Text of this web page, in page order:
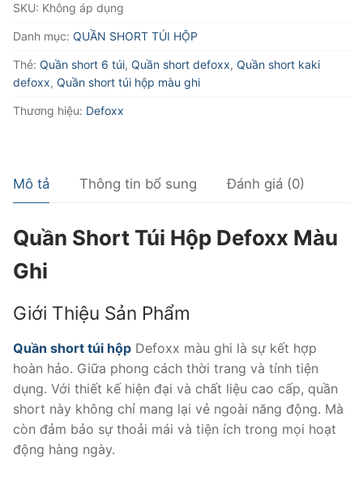
DEFOXX
MÀU
số
lượng
SKU: Không áp dụng
Danh mục: QUẦN SHORT TÚI HỘP
Thẻ: Quần short 6 túi, Quần short defoxx, Quần short kaki
defoxx, Quần short túi hộp màu ghi
Thương hiệu: Defoxx
Mô tả Thông tin bổ sung Đánh giá (0)
Quần Short Túi Hộp Defoxx Màu
Ghi
Giới Thiệu Sản Phẩm
Quần short túi hộp Defoxx màu ghi là sự kết hợp
hoàn hảo. Giữa phong cách thời trang và tính tiện
dụng. Với thiết kế hiện đại và chất liệu cao cấp, quần
short này không chỉ mang lại vẻ ngoài năng động. Mà
còn đảm bảo sự thoải mái và tiện ích trong mọi hoạt
động hàng ngày.